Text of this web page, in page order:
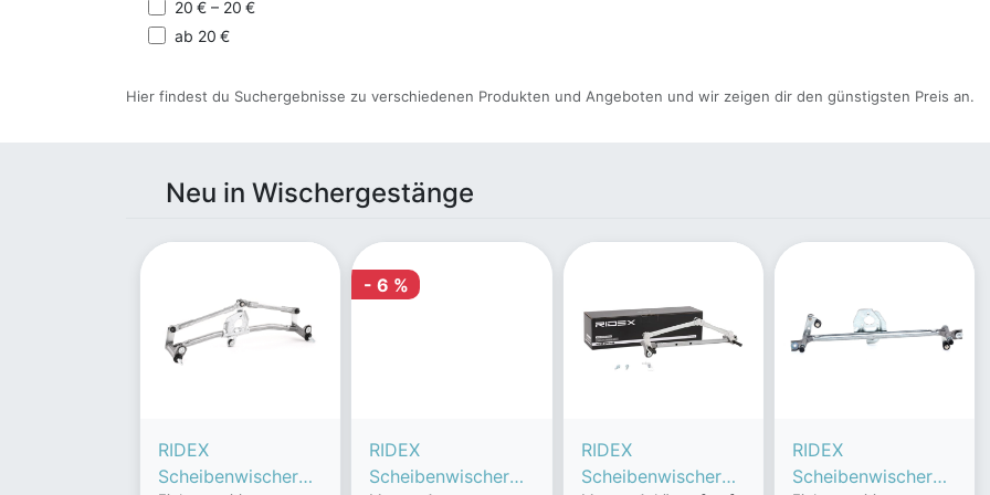
20 € – 20 €
ab 20 €
Hier findest du Suchergebnisse zu verschiedenen Produkten und Angeboten und wir zeigen dir den günstigsten Preis an.
Neu in Wischergestänge
RIDEX
Scheibenwischerge
- 6 %
RIDEX
Scheibenwischerge
RIDEX
Scheibenwischerge
RIDEX
Scheibenwischerge